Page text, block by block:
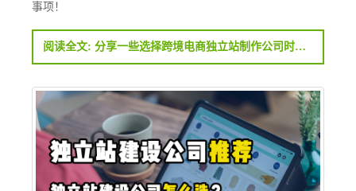
事项！
阅读全文: 分享一些选择跨境电商独立站制作公司时的注意事项